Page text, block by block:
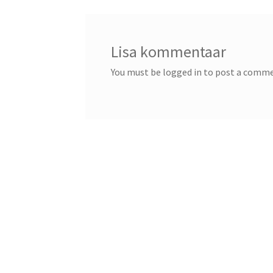
Lisa kommentaar
You must be logged in to post a